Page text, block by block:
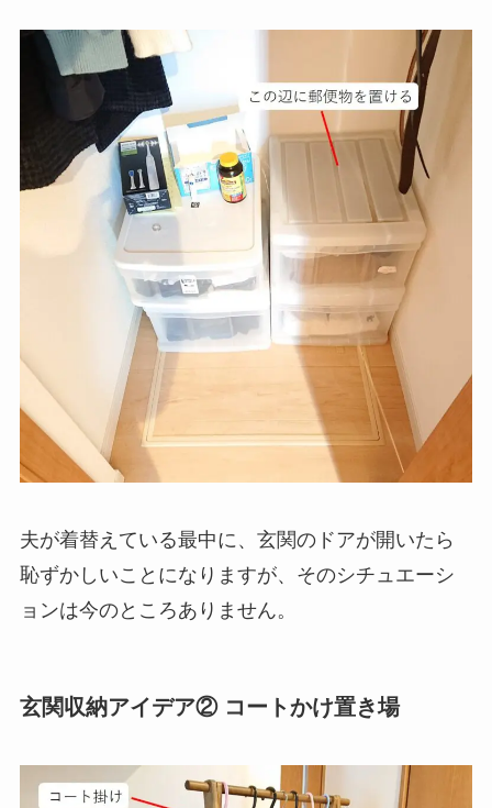
夫が着替えている最中に、玄関のドアが開いたら
恥ずかしいことになりますが、そのシチュエーシ
ョンは今のところありません。
玄関収納アイデア② コートかけ置き場